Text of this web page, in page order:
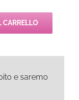
CARRELLO
e saremo